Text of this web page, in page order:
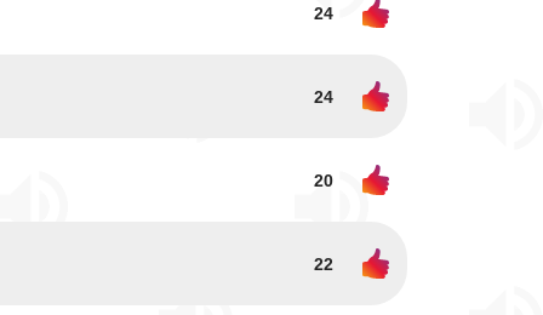
24
24
20
22